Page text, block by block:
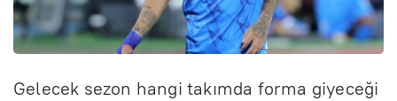
Gelecek sezon hangi takımda forma giyeceği